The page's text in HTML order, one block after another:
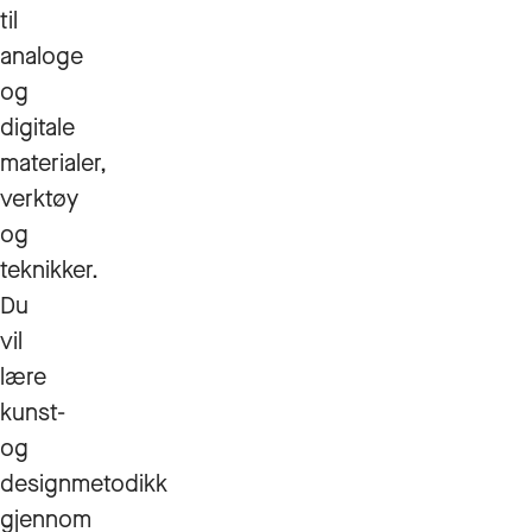
til
analoge
og
digitale
materialer,
verktøy
og
teknikker.
Du
vil
lære
kunst-
og
designmetodikk
gjennom